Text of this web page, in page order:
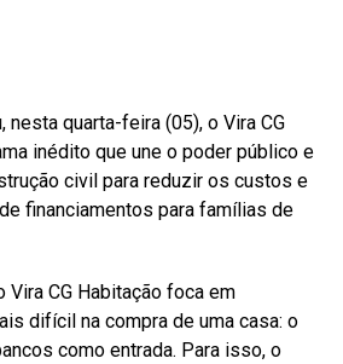
nesta quarta-feira (05), o Vira CG
inédito que une o poder público e
civil para reduzir os custos e
financiamentos para famílias de
Vira CG Habitação foca em
difícil na compra de uma casa: o
como entrada. Para isso, o